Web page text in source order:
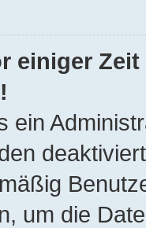
einiger
ein
um die